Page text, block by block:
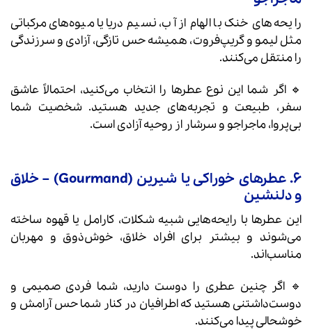
رایحه‌های خنک با الهام از آب، نسیم دریا یا میوه‌های مرکباتی
مثل لیمو و گریپ‌فروت، همیشه حس تازگی، آزادی و سرزندگی
را منتقل می‌کنند.
🔹 اگر شما این نوع عطرها را انتخاب می‌کنید، احتمالاً عاشق
سفر، طبیعت و تجربه‌های جدید هستید. شخصیت شما
بی‌پروا، ماجراجو و سرشار از روحیه آزادی است.
۶. عطرهای خوراکی یا شیرین (Gourmand) – خلاق
و دلنشین
این عطرها با رایحه‌هایی شبیه شکلات، کارامل یا قهوه ساخته
می‌شوند و بیشتر برای افراد خلاق، خوش‌ذوق و مهربان
مناسب‌اند.
🔹 اگر چنین عطری را دوست دارید، شما فردی صمیمی و
دوست‌داشتنی هستید که اطرافیان در کنار شما حس آرامش و
خوشحالی پیدا می‌کنند.